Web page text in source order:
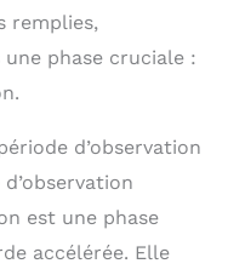
remplies,
phase cruciale :
d’observation
est une phase
accélérée. Elle